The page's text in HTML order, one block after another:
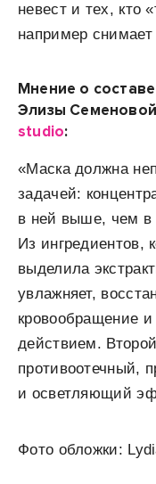
невест и тех, кто
например снимает
Мнение о
Элизы
studio:
«Маска должна
задачей:
в ней выше, чем в
Из ингредиентов,
выделила
увлажняет,
кровообращение
действием.
противоотечный,
и осветляющий
Фото обложки: